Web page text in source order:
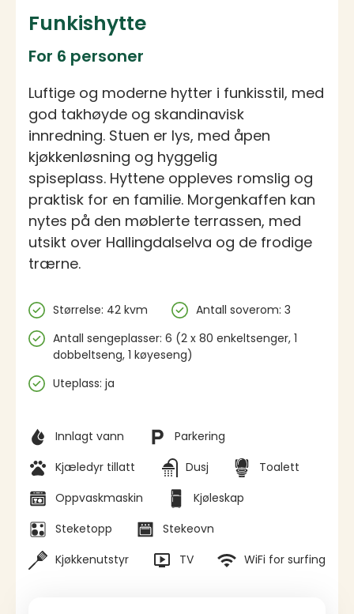
Funkishytte
For 6 personer
Luftige og moderne hytter i funkisstil, med
god takhøyde og skandinavisk
innredning. Stuen er lys, med åpen
kjøkkenløsning og hyggelig
spiseplass. Hyttene oppleves romslig og
praktisk for en familie. Morgenkaffen kan
nytes på den møblerte terrassen, med
utsikt over Hallingdalselva og de frodige
trærne.
Spesifikasjoner
Størrelse: 42 kvm
Antall soverom: 3
Antall sengeplasser: 6 (2 x 80 enkeltsenger, 1
dobbeltseng, 1 køyeseng)
Uteplass: ja
Fasiliteter
Innlagt vann
Parkering
Kjæledyr tillatt
Dusj
Toalett
Oppvaskmaskin
Kjøleskap
Steketopp
Stekeovn
Kjøkkenutstyr
TV WiFi for surfing